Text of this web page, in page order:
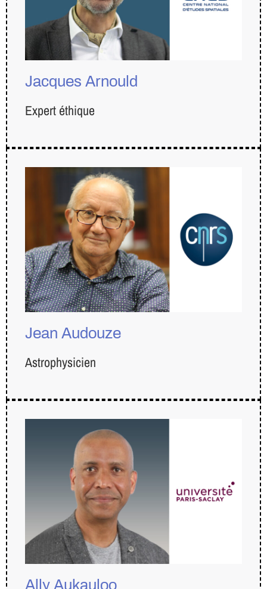
Jacques Arnould
Expert éthique
Jean Audouze
Astrophysicien
Ally Aukauloo